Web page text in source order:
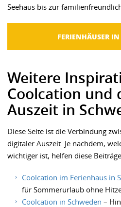
Seehaus bis zur
FERIENHÄUSER
Weitere
Coolcation und
Auszeit in
Diese Seite ist die Verbindung
digitaler Auszeit. Je nachdem,
wichtiger ist, helfen diese
Coolcation im Ferienhaus in
für Sommerurlaub ohne
Coolcation in Schweden –